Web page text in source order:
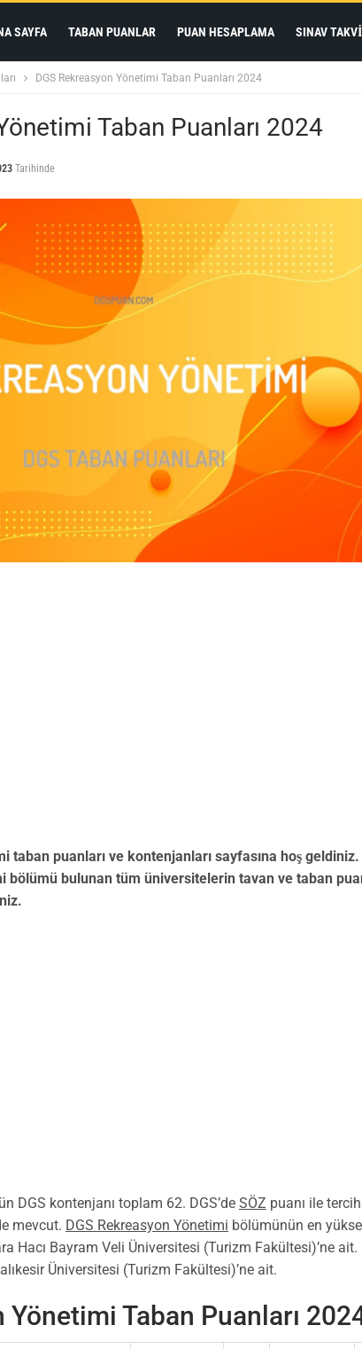
SAYFA TABAN PUANLAR PUAN HESAPLAMA SINAV
DGS Rekreasyon Yönetimi Taban Puanları 2024
Taban Puanları 2024
Tarihinde
taban puanları ve kontenjanları sayfasına hoş geldiniz.
bölümü bulunan tüm üniversitelerin tavan ve taban
DGS kontenjanı toplam 62. DGS’de SÖZ puanı ile
mevcut. DGS Rekreasyon Yönetimi bölümünün en
Hacı Bayram Veli Üniversitesi (Turizm Fakültesi)’ne ait.
Üniversitesi (Turizm Fakültesi)’ne ait.
Yönetimi Taban Puanları